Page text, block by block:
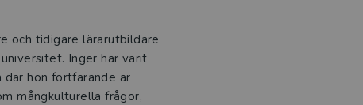
och tidigare lärarutbildare
Inger har varit
hon fortfarande är
mångkulturella frågor,